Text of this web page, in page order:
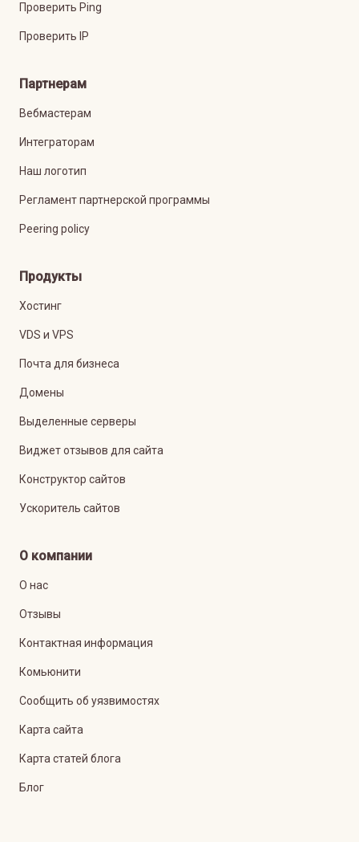
Проверить Ping
Проверить IP
Партнерам
Вебмастерам
Интеграторам
Наш логотип
Регламент партнерской программы
Peering policy
Продукты
Хостинг
VDS и VPS
Почта для бизнеса
Домены
Выделенные серверы
Виджет отзывов для сайта
Конструктор сайтов
Ускоритель сайтов
О компании
О нас
Отзывы
Контактная информация
Комьюнити
Сообщить об уязвимостях
Карта сайта
Карта статей блога
Блог